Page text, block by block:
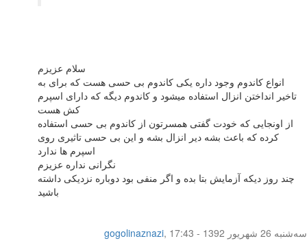
سلام عزیزم
انواع کاندوم وجود داره یکی کاندوم بی حسی هست که برای به
تاخیر انداختن انزال استفاده میشود و کاندوم دیگه که دارای اسپرم
کش هست
از اونجایی که خودت گفتی همسرتون از کاندوم بی حسی استفاده
کرده که باعث بشه دیر انزال بشه و این بی حسی تاثیری روی
اسپرم ها ندارد
نگرانی نداره عزیزم
چند روز دیکه آزمایش بتا بده و اگر منفی بود دوباره نزدیکی داشته
باشید
gogolinaznazi,
سه‌شنبه 26 شهریور 1392 - 17:43